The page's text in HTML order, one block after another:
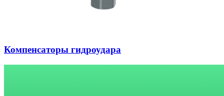
Компенсаторы гидроудара